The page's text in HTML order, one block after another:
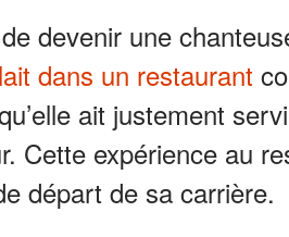
devenir une
dans un restaurant
ait justement
Cette expérience au
départ de sa carrière.